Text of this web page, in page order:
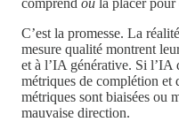
comprend où la placer pour
C’est la promesse. La
mesure qualité montrent
et à l’IA générative. Si l’IA
métriques de complétion et
métriques sont biaisées ou
mauvaise direction.